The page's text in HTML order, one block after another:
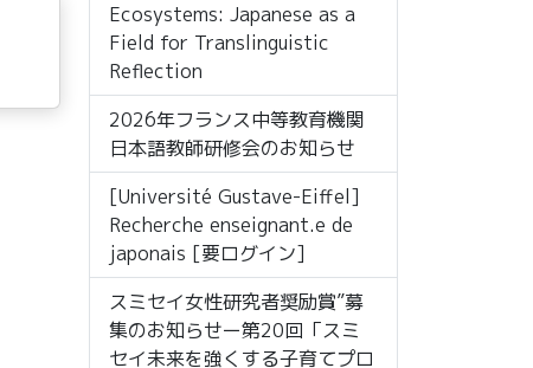
Ecosystems: Japanese as a
Field for Translinguistic
Reflection
2026年フランス中等教育機関
日本語教師研修会のお知らせ
[Université Gustave-Eiffel]
Recherche enseignant.e de
japonais [要ログイン]
スミセイ女性研究者奨励賞”募
集のお知らせー第20回「スミ
セイ未来を強くする子育てプロ